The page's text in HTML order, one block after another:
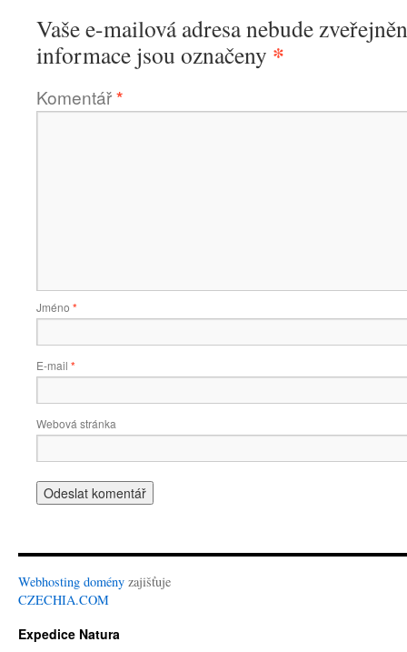
Vaše e-mailová adresa nebude
informace jsou označeny *
Komentář*
Jméno *
E-mail *
Webová stránka
Webhosting domény zajišťuje
CZECHIA.COM
Expedice Natura